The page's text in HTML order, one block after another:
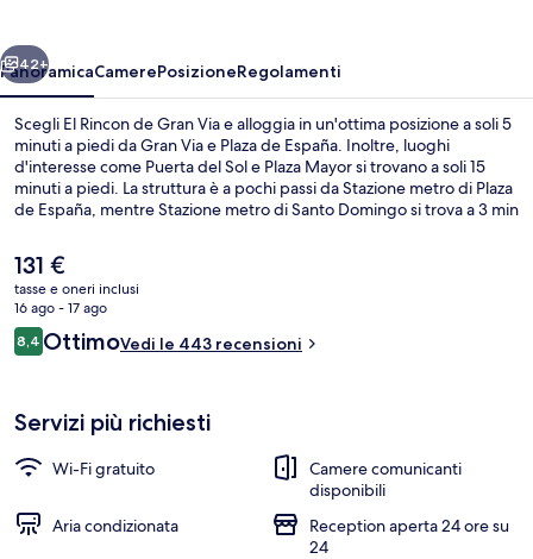
Avanti
42+
PanoramicaCamerePosizioneRegolamenti
Scegli El Rincon de Gran Via e alloggia in un'ottima posizione a soli 5
minuti a piedi da Gran Via e Plaza de España. Inoltre, luoghi
d'interesse come Puerta del Sol e Plaza Mayor si trovano a soli 15
minuti a piedi. La struttura è a pochi passi da Stazione metro di Plaza
de España, mentre Stazione metro di Santo Domingo si trova a 3 min
Il
prezzo
attuale
è
131 €
131 €
tasse e oneri inclusi
16 ago - 17 ago
Recensioni
8,48,4 su 10
OttimoVedi le 443 recensioni
Servizi più richiesti
Wi-Fi gratuito
Camere comunicanti
disponibili
Aria condizionata
Reception aperta 24 ore su
24